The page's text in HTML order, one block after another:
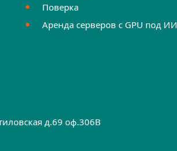
Поверка
Аренда серверов с GPU под ИИ
д.69 оф.306B